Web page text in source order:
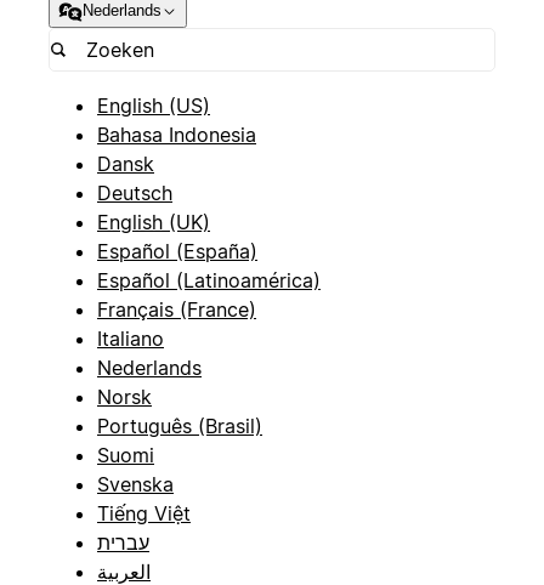
Nederlands
English (US)
Bahasa Indonesia
Dansk
Deutsch
English (UK)
Español (España)
Español (Latinoamérica)
Français (France)
Italiano
Nederlands
Norsk
Português (Brasil)
Suomi
Svenska
Tiếng Việt
עברית
العربية